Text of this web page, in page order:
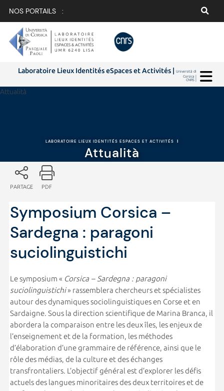
NOS PORTAILS :
Laboratoire Lieux Identités eSpaces et Activités |Università di
Corsica |
CNRS |
Attualità
LABORATOIRE LIEUX IDENTITÉS ESPACES ET ACTIVITÉS |
Attualità
PARTAGE PDF
Symposium Corsica –
Sardegna : paragoni
suciolinguistichi
Le symposium « Corsica – Sardegna : paragoni
suciolinguistichi» rassemblera chercheurs et spécialistes
autour des dynamiques sociolinguistiques en Corse et en
Sardaigne. Sous la direction scientifique de Marina Branca, il
abordera la comparaison entre les deux îles, les enjeux de
l’enseignement et de la formation, les méthodes
d’élaboration d’une grammaire de référence, ainsi que le
rôle des médias, de la culture et des échanges
transfrontaliers. L’objectif général est d’explorer les défis
actuels des langues minoritaires des deux territoires et de